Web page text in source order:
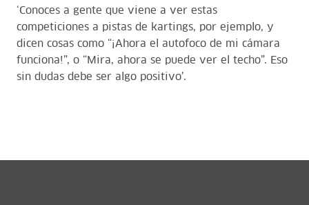
‘Conoces a gente que viene a ver estas
competiciones a pistas de kartings, por ejemplo, y
dicen cosas como “¡Ahora el autofoco de mi cámara
funciona!”, o “Mira, ahora se puede ver el techo”. Eso
sin dudas debe ser algo positivo’.